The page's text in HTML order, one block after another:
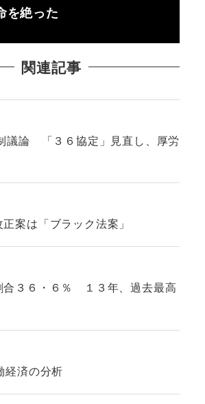
を絶った
関連記事
議論 「３６協定」見直し、厚労
案は「ブラック法案」
合３６・６％ １３年、過去最高
経済の分析